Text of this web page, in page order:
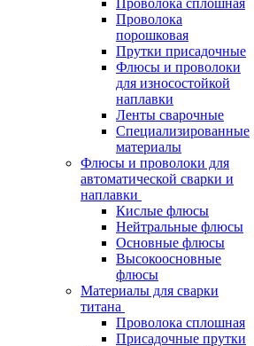
Проволока сплошная
Проволока
порошковая
Прутки присадочные
Флюсы и проволоки
для износостойкой
наплавки
Ленты сварочные
Специализированные
материалы
Флюсы и проволоки для
автоматической сварки и
наплавки
Кислые флюсы
Нейтральные флюсы
Основные флюсы
Высокоосновные
флюсы
Материалы для сварки
титана
Проволока сплошная
Присадочные прутки